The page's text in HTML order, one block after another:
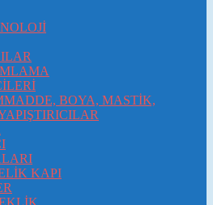
BOYA, MASTİK,
KAPI